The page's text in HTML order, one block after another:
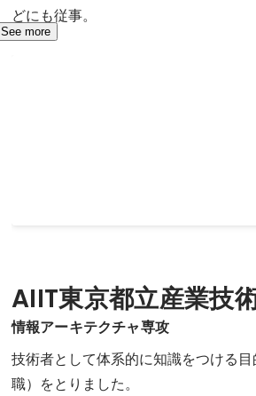
どにも従事。
See more
AIIT東京都立産業技
情報アーキテクチャ専攻
技術者として体系的に知識をつける
職）をとりました。